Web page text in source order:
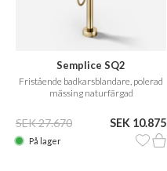
Semplice SQ2
Fristående badkarsblandare, polerad
mässing naturfärgad
SEK 27.670 SEK 10.875
På lager